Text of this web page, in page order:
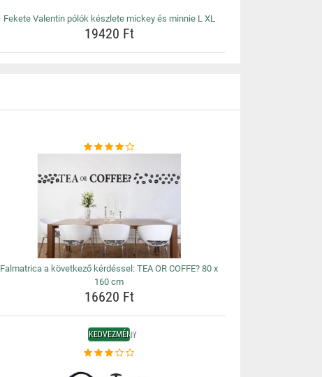
Fekete Valentin pólók készlete mickey és minnie L XL
19420 Ft
Falmatrica a következő kérdéssel: TEA OR COFFE? 80 x
160 cm
16620 Ft
KEDVEZMÉNY